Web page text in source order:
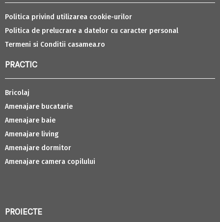
Politica privind utilizarea cookie-urilor
Politica de prelucrare a datelor cu caracter personal
Termeni si Conditii casamea.ro
PRACTIC
Bricolaj
Amenajare bucatarie
Amenajare baie
Amenajare living
Amenajare dormitor
Amenajare camera copilului
PROIECTE